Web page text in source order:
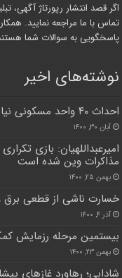
اگر قصد انتشار رپورتاژ آگهی،
تماس با ما مراجعه نمایید.
پاسخگویی به سوالات شما
نوشته‌های اخیر
احداث ۴۰ واحد مسکونی نیازمندان روستایی در البرز آغاز شد
آبان ۳۰, ۱۴۰۰
امیرعبداللهیان: بازی
مذاکرات وین شده است
بهمن ۲۵, ۱۴۰۰
خسارت ناشی از قطعی برق
آذر ۴, ۱۴۰۰
بیستمین مرحله رزمایش
بهمن ۲۳, ۱۴۰۰
شادابی؛ رهاورد غازهای